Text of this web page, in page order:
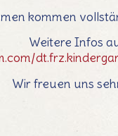
kommen
Weitere Infos
Wir freuen uns